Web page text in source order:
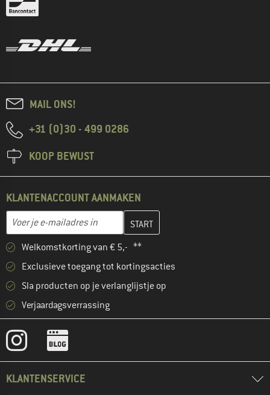
MAIL ONS!
+31 (0)30 - 499 0286
KOOP BEWUST
KLANTENACCOUNT AANMAKEN
E-mailadres
Vul je e-mailadres hier in en maak in de volgende stap je
Welkomstkorting van € 5,- **
Exclusieve toegang tot kortingsacties
Sla producten op je verlanglijstje op
Verjaardagsverrassing
KLANTENSERVICE